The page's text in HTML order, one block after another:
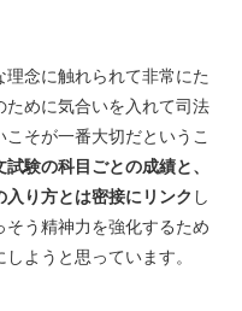
念に触れられて非常にた
めに気合いを入れて司法
そが一番大切だというこ
験の科目ごとの成績と、
り方とは密接にリンク し
う精神力を強化するため
ようと思っています。